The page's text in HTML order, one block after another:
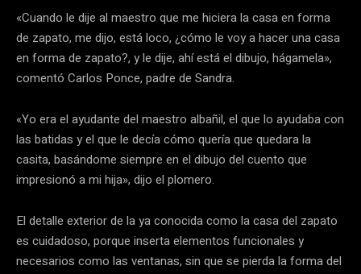
«Cuando le dije al maestro que me hiciera la casa en forma
de zapato, me dijo, está loco, ¿cómo le voy a hacer una casa
en forma de zapato?, y le dije, ahí está el dibujo, hágamela»,
comentó Carlos Ponce, padre de Sandra.
«Yo era el ayudante del maestro albañil, el que lo ayudaba con
las batidas y el que le decía cómo quería que quedara la
casita, basándome siempre en el dibujo del cuento que
impresionó a mi hija», dijo el plomero.
El detalle exterior de la ya conocida como la casa del zapato
es cuidadoso, porque inserta elementos funcionales y
necesarios como las ventanas, sin que se pierda la forma del